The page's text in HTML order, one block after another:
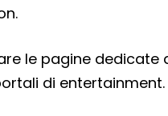
le pagine dedicate
di entertainment.